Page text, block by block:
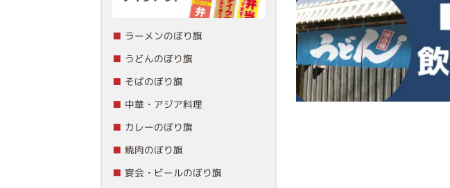
ラーメンのぼり旗
うどんのぼり旗
そばのぼり旗
中華・アジア料理
カレーのぼり旗
焼肉のぼり旗
宴会・ビールのぼり旗